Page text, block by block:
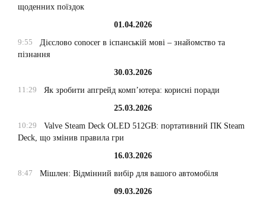
щоденних поїздок
01.04.2026
9:55
Дієслово conocer в іспанській мові – знайомство та
пізнання
30.03.2026
11:29
Як зробити апгрейд комп’ютера: корисні поради
25.03.2026
10:29
Valve Steam Deck OLED 512GB: портативний ПК Steam
Deck, що змінив правила гри
16.03.2026
8:47
Мішлен: Відмінний вибір для вашого автомобіля
09.03.2026